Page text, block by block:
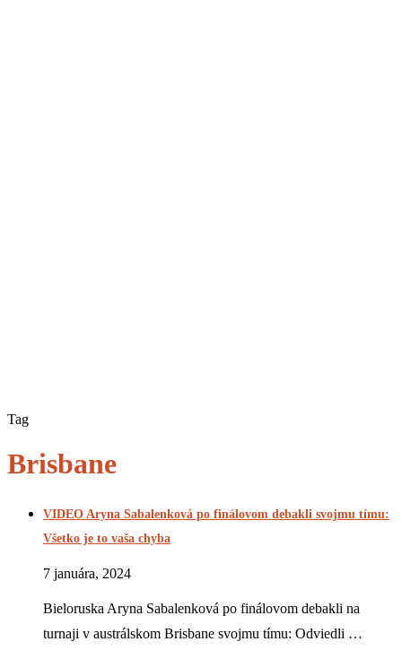
Tag
Brisbane
VIDEO Aryna Sabalenková po finálovom debakli svojmu tímu:
Všetko je to vaša chyba
7 januára, 2024
Bieloruska Aryna Sabalenková po finálovom debakli na
turnaji v austrálskom Brisbane svojmu tímu: Odviedli …